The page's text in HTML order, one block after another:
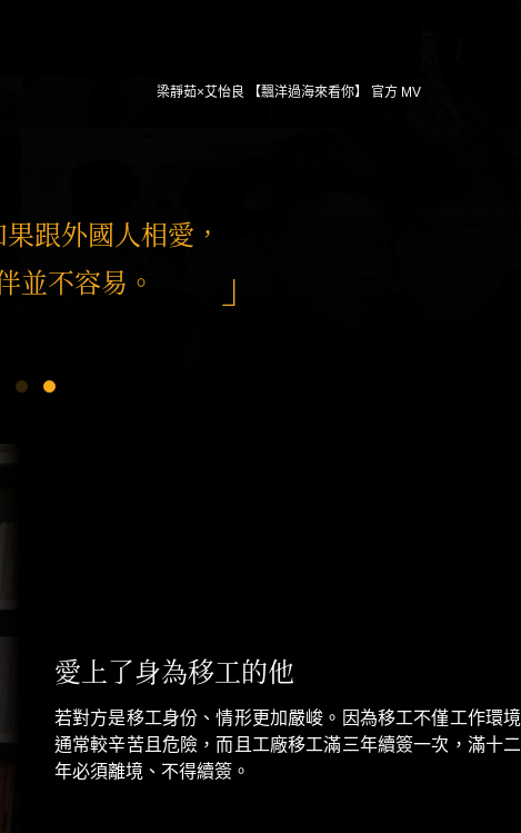
梁靜茹×艾怡良 【飄洋過海來看你】 官方 MV
跟外國人相愛，
並不容易。
為了見面
這些跨國同志，通常拿著觀光簽證，在台灣連打工也不行，
簽證到期就要離開。花盡了積蓄買機票飄洋過海，但因次數
頻繁、而經常被移民官盤查、小房間問話。